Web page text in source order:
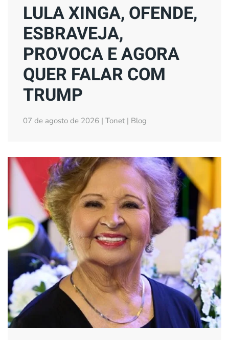
LULA XINGA, OFENDE,
ESBRAVEJA,
PROVOCA E AGORA
QUER FALAR COM
TRUMP
07 de agosto de 2026 | Tonet | Blog